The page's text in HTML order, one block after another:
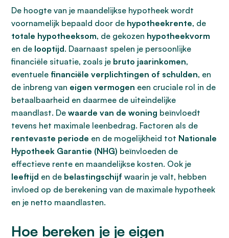
De hoogte van je maandelijkse hypotheek wordt
voornamelijk bepaald door de hypotheekrente, de
totale hypotheeksom, de gekozen hypotheekvorm
en de looptijd. Daarnaast spelen je persoonlijke
financiële situatie, zoals je bruto jaarinkomen,
eventuele financiële verplichtingen of schulden, en
de inbreng van eigen vermogen een cruciale rol in de
betaalbaarheid en daarmee de uiteindelijke
maandlast. De waarde van de woning beïnvloedt
tevens het maximale leenbedrag. Factoren als de
rentevaste periode en de mogelijkheid tot Nationale
Hypotheek Garantie (NHG) beïnvloeden de
effectieve rente en maandelijkse kosten. Ook je
leeftijd en de belastingschijf waarin je valt, hebben
invloed op de berekening van de maximale hypotheek
en je netto maandlasten.
Hoe bereken je je eigen